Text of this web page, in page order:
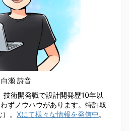
白瀬 詩音
術開発職で設計開発歴10年以
ずノウハウがあります。特許取
。 Xにて様々な情報を発信中 。